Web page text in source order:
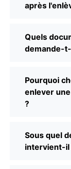
après
Quels
demande-
Pourquoi
enlever
?
Sous quel
intervient-il